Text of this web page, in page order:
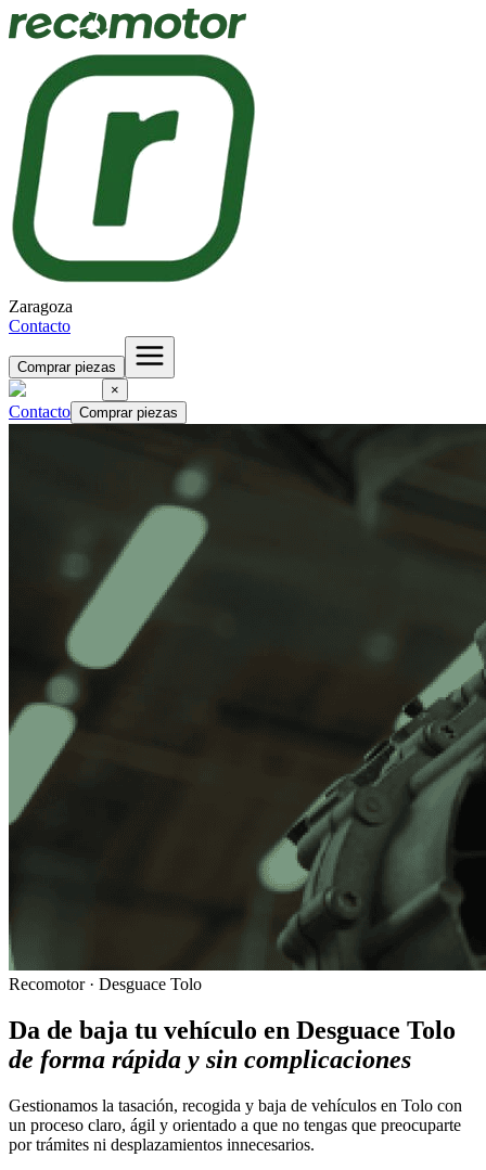
Zaragoza
Contacto
Comprar piezas
×
Contacto Comprar piezas
Recomotor · Desguace Tolo
Da de baja tu vehículo en Desguace Tolo
de forma rápida y sin complicaciones
Gestionamos la tasación, recogida y baja de vehículos en Tolo con
un proceso claro, ágil y orientado a que no tengas que preocuparte
por trámites ni desplazamientos innecesarios.